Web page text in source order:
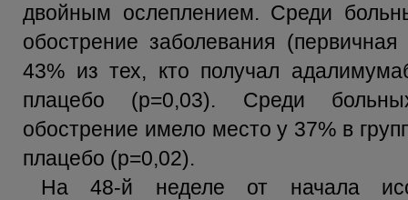
двойным ослеплением. Среди
обострение заболевания
43% из тех, кто получал
плацебо (р=0,03). Среди
обострение имело место у 37% в
плацебо (р=0,02).
На 48-й неделе от начала